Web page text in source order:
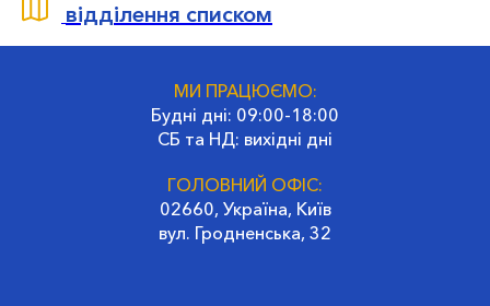
відділення списком
МИ ПРАЦЮЄМО:
Будні дні: 09:00-18:00
СБ та НД: вихідні дні
ГОЛОВНИЙ ОФІС:
02660, Україна, Київ
вул. Гродненська, 32